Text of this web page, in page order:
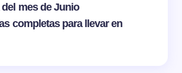
mes de Junio
completas para llevar en